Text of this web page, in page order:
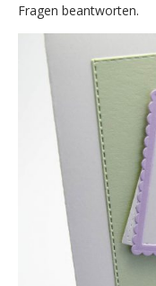
Fragen beantworten.